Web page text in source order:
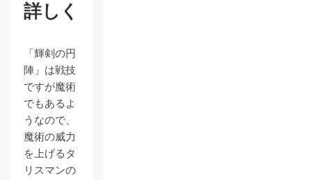
詳しく
「輝剣の円
陣」は戦技
ですが魔術
でもあるよ
うなので、
魔術の威力
を上げるタ
リスマンの